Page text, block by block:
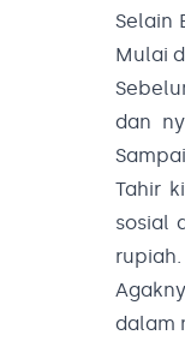
Selain
Mulai
dan
Tahir
sosial
rupiah.
dalam